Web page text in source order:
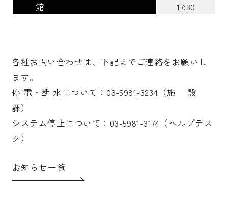
館
17:30
各種お問い合わせは、下記までご連絡をお願いし
ます。
停 電・断 水について：03-5981-3234（施 設
課）
システム停止について：03-5981-3174（ヘルプデス
ク）
お知らせ一覧